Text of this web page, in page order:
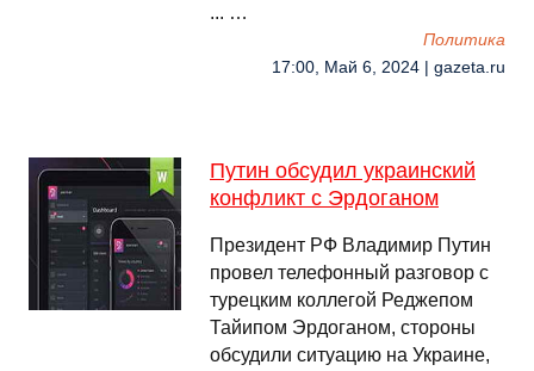
... …
Политика
17:00, Май 6, 2024 | gazeta.ru
Путин обсудил украинский
конфликт с Эрдоганом
Президент РФ Владимир Путин
провел телефонный разговор с
турецким коллегой Реджепом
Тайипом Эрдоганом, стороны
обсудили ситуацию на Украине,